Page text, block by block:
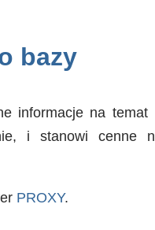
bazy
informacje na
i stanowi cenne
PROXY.